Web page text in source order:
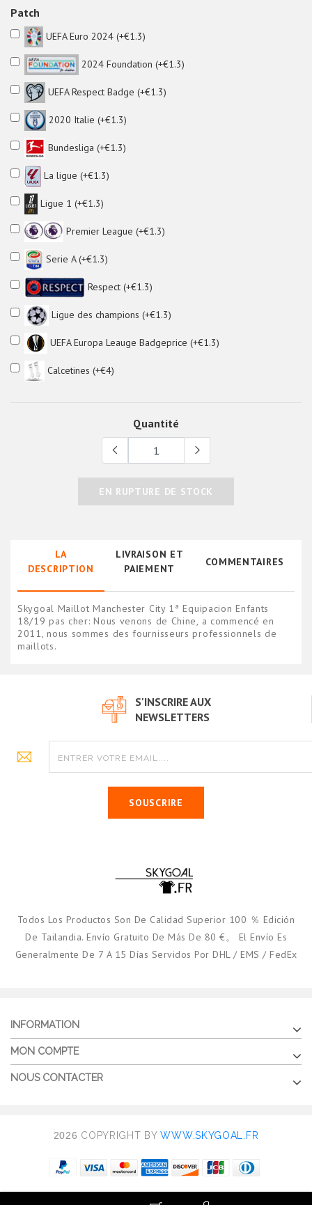
Patch
UEFA Euro 2024 (+€1.3)
2024 Foundation (+€1.3)
UEFA Respect Badge (+€1.3)
2020 Italie (+€1.3)
Bundesliga (+€1.3)
La ligue (+€1.3)
Ligue 1 (+€1.3)
Premier League (+€1.3)
Serie A (+€1.3)
Respect (+€1.3)
Ligue des champions (+€1.3)
UEFA Europa Leauge Badgeprice (+€1.3)
Calcetines (+€4)
Quantité
EN RUPTURE DE STOCK
LA
DESCRIPTION
LIVRAISON ET
PAIEMENT
COMMENTAIRES
Skygoal Maillot Manchester City 1ª Equipacion Enfants
18/19 pas cher: Nous venons de Chine, a commencé en
2011, nous sommes des fournisseurs professionnels de
maillots.
S'INSCRIRE AUX
NEWSLETTERS
SOUSCRIRE
Todos Los Productos Son De Calidad Superior 100 ％ Edición
De Tailandia. Envío Gratuito De Más De 80 €。 El Envío Es
Generalmente De 7 A 15 Días Servidos Por DHL / EMS / FedEx
INFORMATION
MON COMPTE
NOUS CONTACTER
2026 COPYRIGHT BYWWW.SKYGOAL.FR